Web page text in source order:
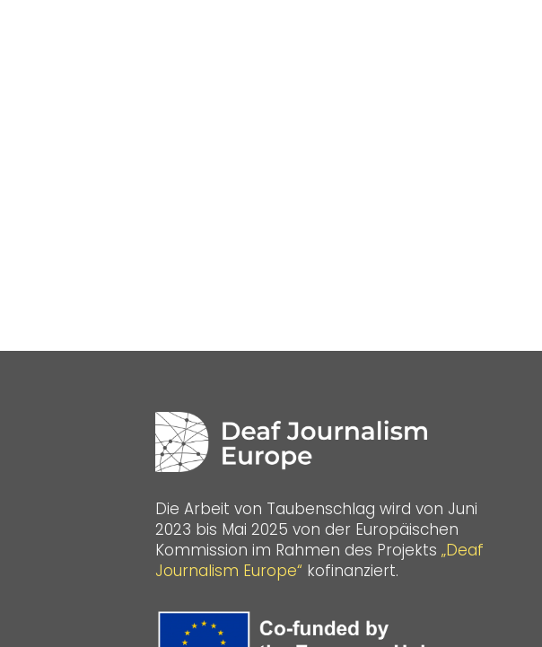
Die Arbeit von Taubenschlag wird von Juni
2023 bis Mai 2025 von der Europäischen
Kommission im Rahmen des Projekts „Deaf
Journalism Europe“ kofinanziert.